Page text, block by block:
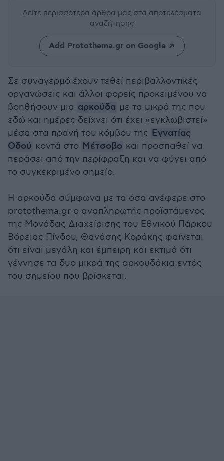
Δείτε περισσότερα άρθρα μας στα αποτελέσματα
αναζήτησης
Add Protothema.gr on Google
Σε συναγερμό έχουν τεθεί περιβαλλοντικές
οργανώσεις και άλλοι φορείς προκειμένου να
βοηθήσουν μια αρκούδα με τα μικρά της που
εδώ και ημέρες δείχνει ότι έχει «εγκλωβιστεί»
μέσα στα πρανή του κόμβου της Εγνατίας
Οδού κοντά στο Μέτσοβο και προσπαθεί να
περάσει από την περίφραξη και να φύγει από
το συγκεκριμένο σημείο.
Η αρκούδα σύμφωνα με τα όσα ανέφερε στο
protothema.gr ο αναπληρωτής προϊστάμενος
της Μονάδας Διαχείρισης του Εθνικού Πάρκου
Βόρειας Πίνδου, Θανάσης Κοράκης φαίνεται
ότι είναι μεγάλη και έμπειρη και εκτιμά ότι
γέννησε τα δυο μικρά της αρκουδάκια εντός
του σημείου που βρίσκεται.